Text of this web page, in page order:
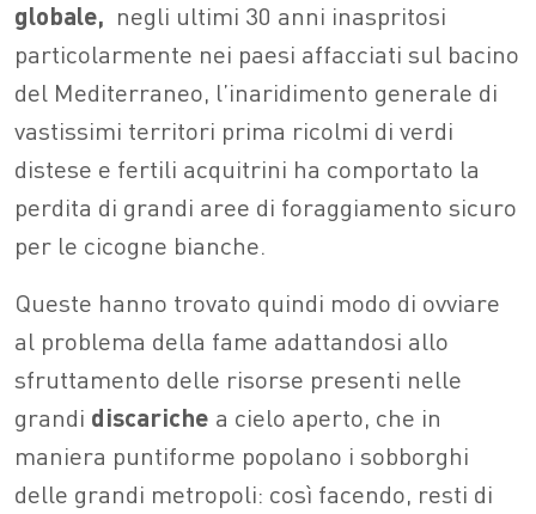
globale, negli ultimi 30 anni inaspritosi
particolarmente nei paesi affacciati sul bacino
del Mediterraneo, l’inaridimento generale di
vastissimi territori prima ricolmi di verdi
distese e fertili acquitrini ha comportato la
perdita di grandi aree di foraggiamento sicuro
per le cicogne bianche.
Queste hanno trovato quindi modo di ovviare
al problema della fame adattandosi allo
sfruttamento delle risorse presenti nelle
grandi discariche a cielo aperto, che in
maniera puntiforme popolano i sobborghi
delle grandi metropoli: così facendo, resti di